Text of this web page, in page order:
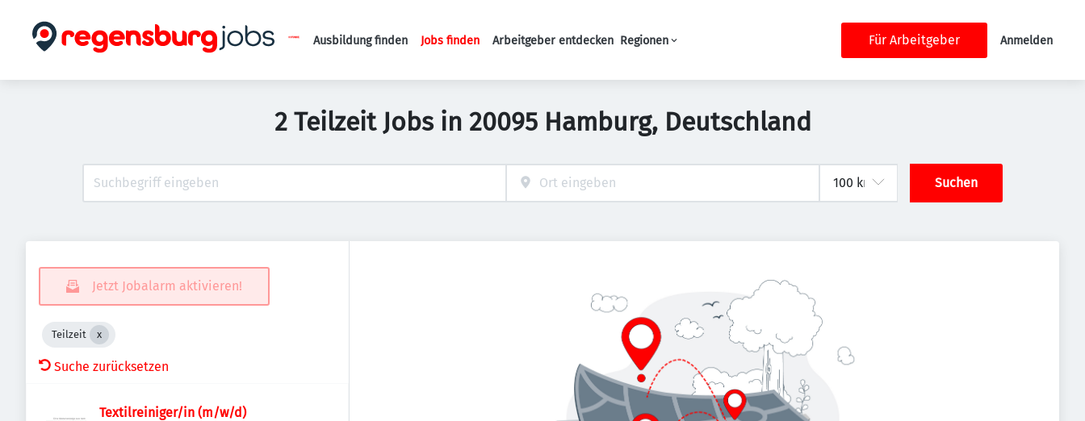
Haupt-Navigation
Ausbildung finden Jobs finden Arbeitgeber entdecken Regionen Für Arbeitgeber Anmelden
2 Teilzeit Jobs in 20095 Hamburg, Deutschland
Suchen
Jetzt Jobalarm aktivieren!
Teilzeit
Suche zurücksetzen
Textilreiniger/in (m/w/d)